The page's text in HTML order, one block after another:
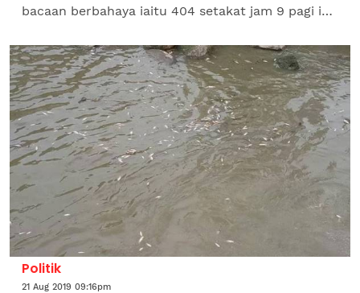
bacaan berbahaya iaitu 404 setakat jam 9 pagi ini.
Negeri...
Politik
21 Aug 2019 09:16pm